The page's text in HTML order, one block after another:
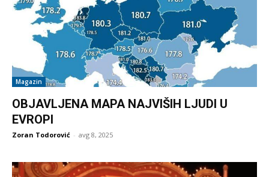
Magazin
OBJAVLJENA MAPA NAJVIŠIH LJUDI U
EVROPI
Zoran Todorović - avg 8, 2025